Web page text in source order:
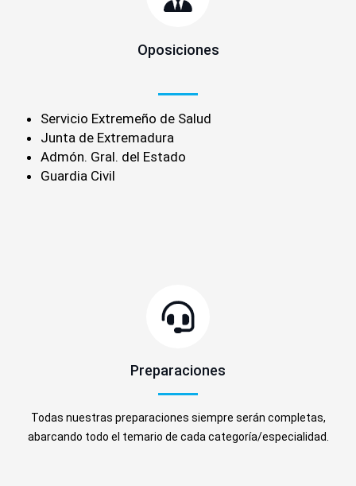
Oposiciones
Servicio Extremeño de Salud
Junta de Extremadura
Admón. Gral. del Estado
Guardia Civil
Preparaciones
Todas nuestras preparaciones siempre serán completas,
abarcando todo el temario de cada categoría/especialidad.